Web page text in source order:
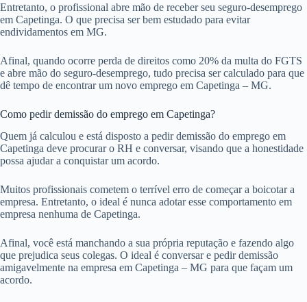
Entretanto, o profissional abre mão de receber seu seguro-desemprego
em Capetinga. O que precisa ser bem estudado para evitar
endividamentos em MG.
Afinal, quando ocorre perda de direitos como 20% da multa do FGTS
e abre mão do seguro-desemprego, tudo precisa ser calculado para que
dê tempo de encontrar um novo emprego em Capetinga – MG.
Como pedir demissão do emprego em Capetinga?
Quem já calculou e está disposto a pedir demissão do emprego em
Capetinga deve procurar o RH e conversar, visando que a honestidade
possa ajudar a conquistar um acordo.
Muitos profissionais cometem o terrível erro de começar a boicotar a
empresa. Entretanto, o ideal é nunca adotar esse comportamento em
empresa nenhuma de Capetinga.
Afinal, você está manchando a sua própria reputação e fazendo algo
que prejudica seus colegas. O ideal é conversar e pedir demissão
amigavelmente na empresa em Capetinga – MG para que façam um
acordo.